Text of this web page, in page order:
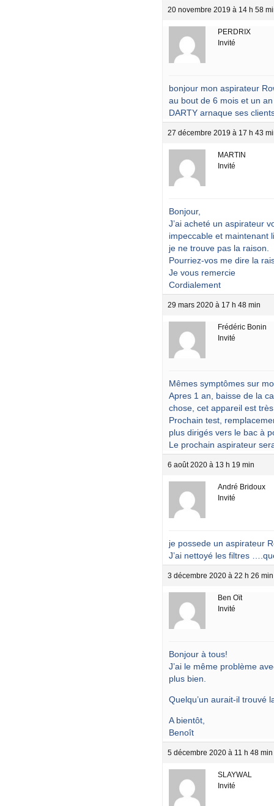
20 novembre 2019 à 14 h 58
PERDRIX
Invité
bonjour mon aspirateur
au bout de 6 mois et un
DARTY arnaque ses
27 décembre 2019 à 17 h 43
MARTIN
Invité
Bonjour,
J’ai acheté un aspirateur
impeccable et maintenant
je ne trouve pas la raison.
Pourriez-vos me dire la
Je vous remercie
Cordialement
29 mars 2020 à 17 h 48 min
Frédéric Bonin
Invité
Mêmes symptômes sur
Apres 1 an, baisse de la
chose, cet appareil est
Prochain test,
plus dirigés vers le bac à
Le prochain aspirateur
6 août 2020 à 13 h 19 min
André Bridoux
Invité
je possede un aspirateur
J’ai nettoyé les filtres
3 décembre 2020 à 22 h 26 min
Ben Oït
Invité
Bonjour à tous!
J’ai le même problème
plus bien.
Quelqu’un aurait-il trouvé
A bientôt,
Benoît
5 décembre 2020 à 11 h 48 min
SLAYWAL
Invité